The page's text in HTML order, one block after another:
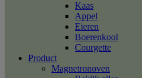
Kaas
Appel
Eieren
Boerenkool
Courgette
Product
Magnetronoven